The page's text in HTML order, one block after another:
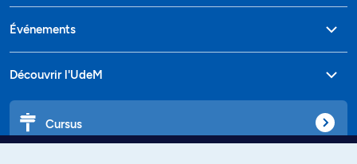
Événements
Découvrir l'UdeM
Cursus